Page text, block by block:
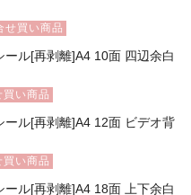
せ買い商品
ール[再剥離]A4 10面 四辺余白
買い商品
ール[再剥離]A4 12面 ビデオ背
買い商品
ール[再剥離]A4 18面 上下余白